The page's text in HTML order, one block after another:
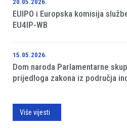
20.05.2026.
EUIPO i Europska komisija
EU4IP-WB
15.05.2026.
Dom naroda Parlamentarne
prijedloga zakona iz područja
Više vijesti